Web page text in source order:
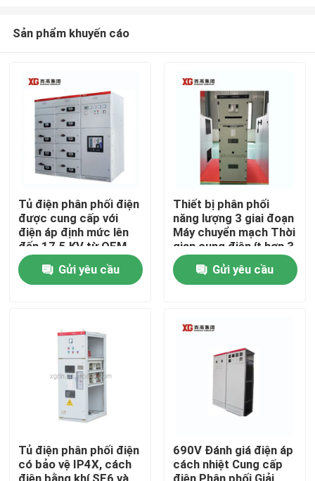
Trang Chủ
Về chúng tôi
Sản phẩm khuyến cáo
Tủ điện phân phối điện
được cung cấp với
điện áp định mức lên
đến 17.5 KV từ OEM
Gửi yêu cầu
Thiết bị phân phối
năng lượng 3 giai đoạn
Máy chuyển mạch Thời
gian cung điện ít hơn 3
ms để phân phối năng
lượng trơn tru
Gửi yêu cầu
Tủ điện phân phối điện
có bảo vệ IP4X, cách
690V Đánh giá điện áp
cách nhiệt Cung cấp